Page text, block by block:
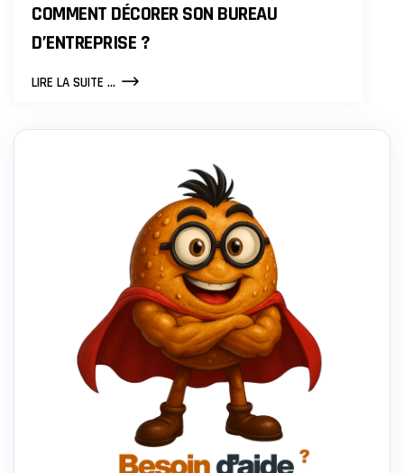
COMMENT DÉCORER SON BUREAU
D’ENTREPRISE ?
LIRE LA SUITE ...COMMENT
BUREAU